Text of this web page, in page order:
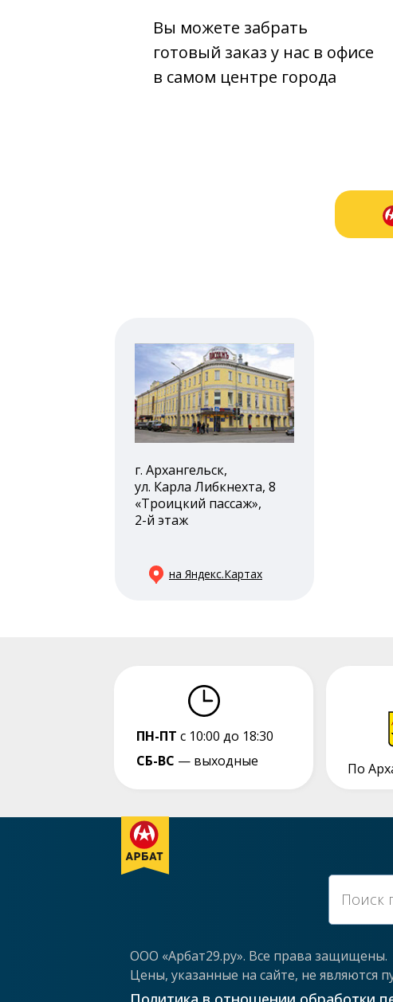
Вы можете забрать
готовый заказ у нас в офисе
в самом центре города
ООО «Арбат29.ру». Все права защищены.
Цены, указанные на сайте, не являются
ПН-ПТ с 10:00 до 18:30
СБ-ВС — выходные
г. Архангельск,
ул. Карла Либкнехта, 8
«Троицкий пассаж»,
2-й этаж
на Яндекс.Картах
По